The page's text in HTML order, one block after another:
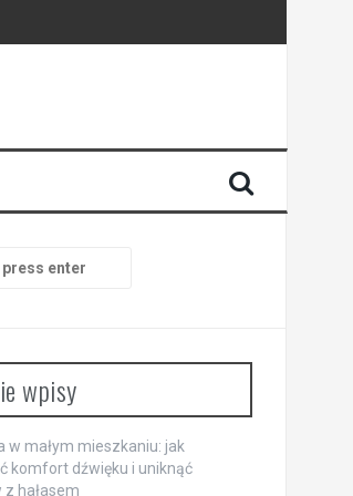
wpisy
w małym mieszkaniu: jak
komfort dźwięku i uniknąć
hałasem